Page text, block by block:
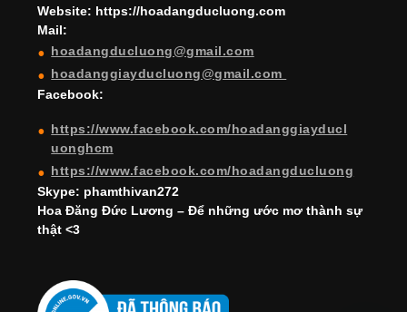
Website: https://hoadangducluong.com
Mail:
hoadangducluong@gmail.com
hoadanggiayducluong@gmail.com
Facebook:
https://www.facebook.com/hoadanggiayducl
uonghcm
https://www.facebook.com/hoadangducluong
Skype: phamthivan272
Hoa Đăng Đức Lương – Để những ước mơ thành sự
thật <3